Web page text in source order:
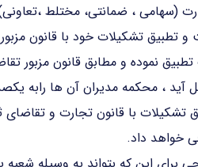
(سهامی ، ضمانتی، مختلط
نموده و مطابق قانون مزبور
آید ، محکمه مدیران آن ها رابه
تشکیلات با قانون تجارت و
خواهد داد.